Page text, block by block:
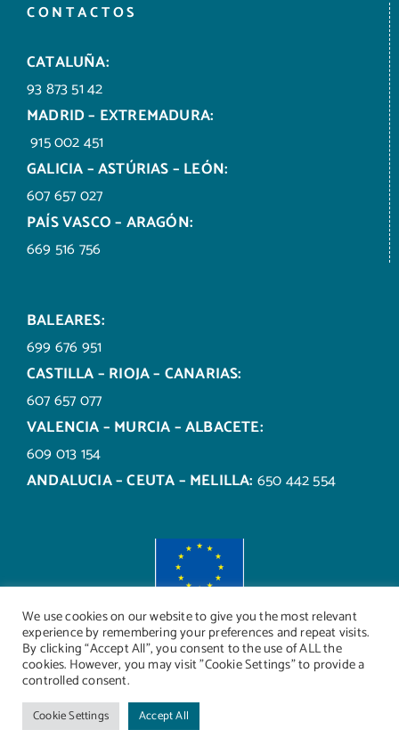
CONTACTOS
CATALUÑA:
93 873 51 42
MADRID – EXTREMADURA:
915 002 451
GALICIA – ASTÚRIAS – LEÓN:
607 657 027
PAÍS VASCO – ARAGÓN:
669 516 756
BALEARES:
699 676 951
CASTILLA – RIOJA – CANARIAS:
607 657 077
VALENCIA – MURCIA – ALBACETE:
609 013 154
ANDALUCIA – CEUTA – MELILLA: 650 442 554
© Copyright 1910 - | Framun S.L. |
We use cookies on our website to give you the most relevant
experience by remembering your preferences and repeat visits.
By clicking “Accept All”, you consent to the use of ALL the
cookies. However, you may visit "Cookie Settings" to provide a
controlled consent.
Cookie Settings Accept All